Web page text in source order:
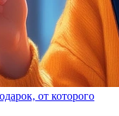
от которого